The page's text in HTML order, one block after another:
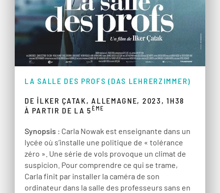
LA SALLE DES PROFS (DAS LEHRERZIMMER)
DE İLKER ÇATAK, ALLEMAGNE, 2023, 1H38
À PARTIR DE LA 5ÈME
Synopsis : Carla Nowak est enseignante dans un
lycée où s’installe une politique de « tolérance
zéro ». Une série de vols provoque un climat de
suspicion. Pour comprendre ce qui se trame,
Carla finit par installer la caméra de son
ordinateur dans la salle des professeurs sans en